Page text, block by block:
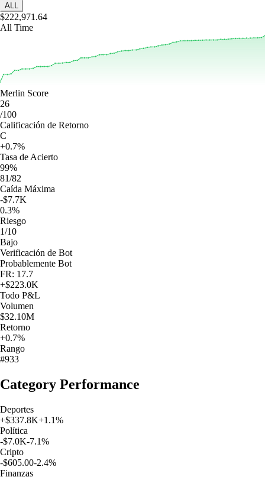
ALL
$222,971.64
All Time
Merlin Score
26
/100
Calificación de Retorno
C
+0.7%
Tasa de Acierto
99%
81/82
Caída Máxima
-$7.7K
0.3%
Riesgo
1/10
Bajo
Verificación de Bot
Probablemente Bot
FR: 17.7
+$223.0K
Todo P&L
Volumen
$32.10M
Retorno
+0.7%
Rango
#933
Category Performance
Deportes
+$337.8K+1.1%
Política
-$7.0K-7.1%
Cripto
-$605.00-2.4%
Finanzas